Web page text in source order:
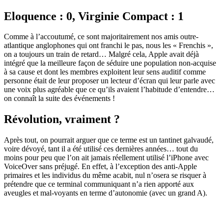
Eloquence : 0, Virginie Compact : 1
Comme à l’accoutumé, ce sont majoritairement nos amis outre-
atlantique anglophones qui ont franchi le pas, nous les « Frenchis »,
on a toujours un train de retard… Malgré cela, Apple avait déjà
intégré que la meilleure façon de séduire une population non-acquise
à sa cause et dont les membres exploitent leur sens auditif comme
personne était de leur proposer un lecteur d’écran qui leur parle avec
une voix plus agréable que ce qu’ils avaient l’habitude d’entendre…
on connaît la suite des événements !
Révolution, vraiment ?
Après tout, on pourrait arguer que ce terme est un tantinet galvaudé,
voire dévoyé, tant il a été utilisé ces dernières années… tout du
moins pour peu que l’on ait jamais réellement utilisé l’iPhone avec
VoiceOver sans préjugé. En effet, à l’exception des anti-Apple
primaires et les individus du même acabit, nul n’osera se risquer à
prétendre que ce terminal communiquant n’a rien apporté aux
aveugles et mal-voyants en terme d’autonomie (avec un grand A).